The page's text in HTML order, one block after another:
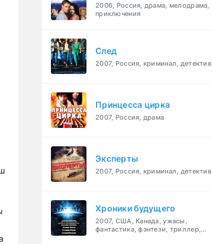
2006, Россия, драма, мелодрама,
приключения
След
2007, Россия, криминал, детектив
Принцесса цирка
2007, Россия, драма
Эксперты
2007, Россия, криминал, детектив
Хроники будущего
2007, США, Канада, ужасы,
фантастика, фэнтези, триллер,